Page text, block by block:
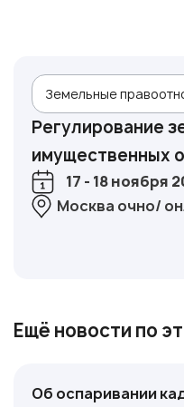
Земельные
Регулирование
имущественных
17 - 18 ноября
Москва очно/
Ещё новости по
Об оспаривании